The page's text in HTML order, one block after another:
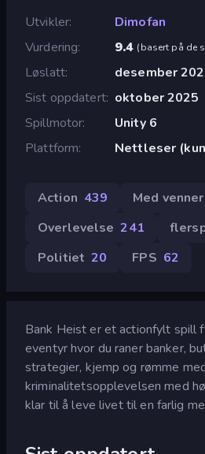
Utvikler
Dimofan
Vurdering
9.4 (basert på de
Løslatt
desember
Sist oppdatert oktober 2025
Spillmotor
Unity 6
Plattform
Nettleser
Action 439 Med venner
Overlevelse 241
Politiet 20 FPS 62
Bank Heist er et actionfylt spill
eventyr hvor du raner banker,
strategier, kjemp og rømme
kriminalitetsopplevelsen med
klar til å leve livet til en farlig